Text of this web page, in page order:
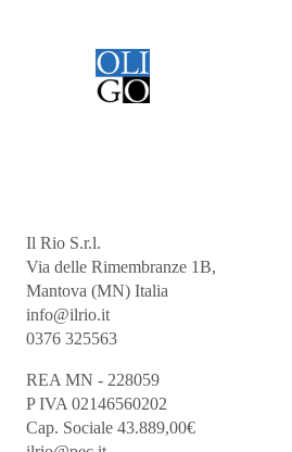
Il Rio S.r.l.
Via delle Rimembranze 1B,
Mantova (MN) Italia
info@ilrio.it
0376 325563
REA MN - 228059
P IVA 02146560202
Cap. Sociale 43.889,00€